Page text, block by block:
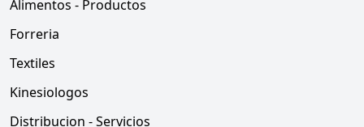
Alimentos - Productos
Forreria
Textiles
Kinesiologos
Distribucion - Servicios